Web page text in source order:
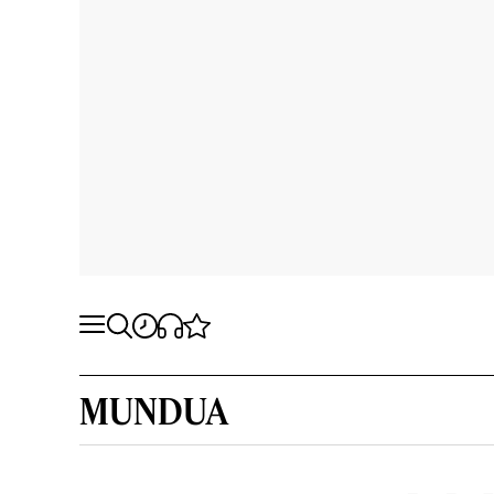
MUNDUA